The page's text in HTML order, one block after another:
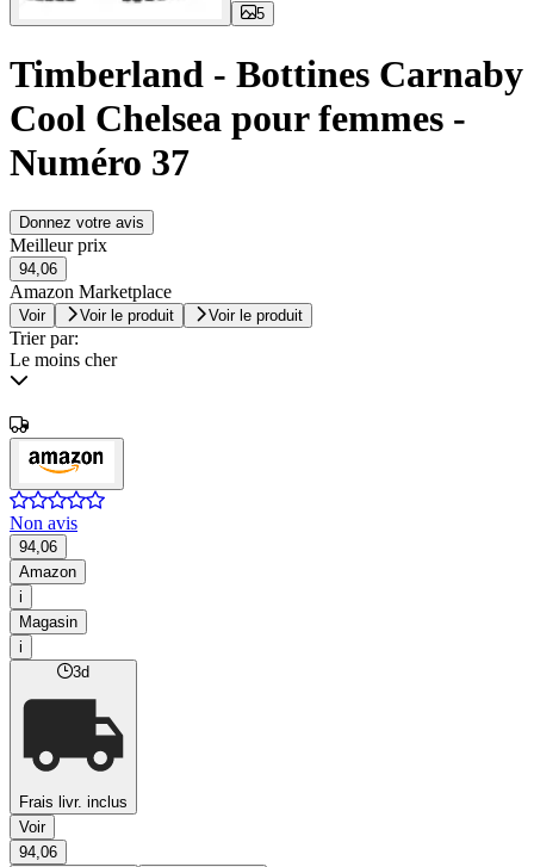
5
Timberland - Bottines Carnaby
Cool Chelsea pour femmes -
Numéro 37
Donnez votre avis
Meilleur prix
94,06
Amazon Marketplace
Voir Voir le produit Voir le produit
Trier par:
Le moins cher
Non avis
94,06
Amazon
i
Magasin
i
3d
Frais livr. inclus
Voir
94,06